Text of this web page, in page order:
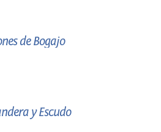
de Bogajo
y Escudo